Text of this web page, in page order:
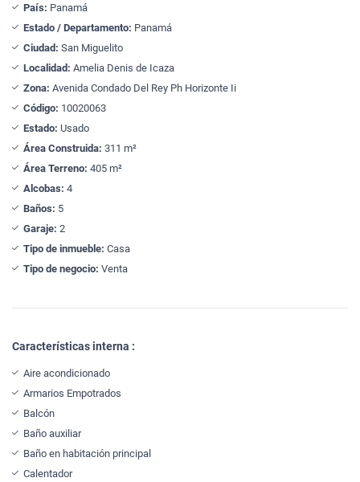
País: Panamá
Estado / Departamento: Panamá
Ciudad: San Miguelito
Localidad: Amelia Denis de Icaza
Zona: Avenida Condado Del Rey Ph Horizonte Ii
Código: 10020063
Estado: Usado
Área Construida: 311 m²
Área Terreno: 405 m²
Alcobas: 4
Baños: 5
Garaje: 2
Tipo de inmueble: Casa
Tipo de negocio: Venta
Características interna :
Aire acondicionado
Armarios Empotrados
Balcón
Baño auxiliar
Baño en habitación principal
Calentador